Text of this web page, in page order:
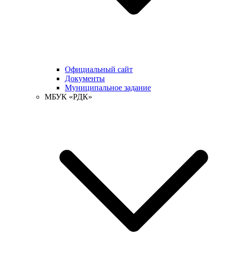
Официальный сайт
Документы
Муниципальное задание
МБУК «РДК»